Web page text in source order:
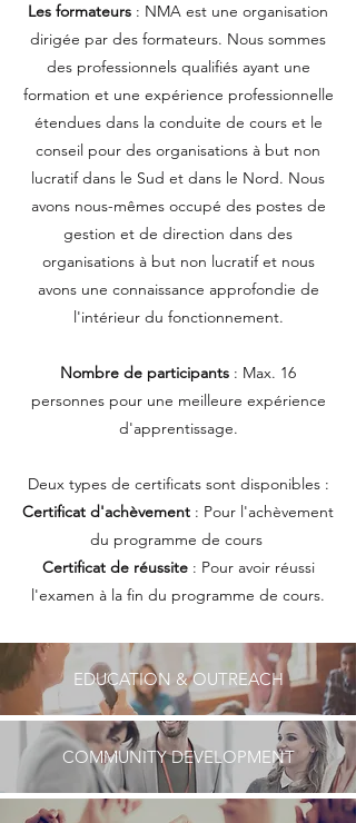
Les formateurs : NMA est une organisation
dirigée par des formateurs. Nous sommes
des professionnels qualifiés ayant une
formation et une expérience professionnelle
étendues dans la conduite de cours et le
conseil pour des organisations à but non
lucratif dans le Sud et dans le Nord. Nous
avons nous-mêmes occupé des postes de
gestion et de direction dans des
organisations à but non lucratif et nous
avons une connaissance approfondie de
l'intérieur du fonctionnement.
Nombre de participants : Max. 16
personnes pour une meilleure expérience
d'apprentissage.
Deux types de certificats sont disponibles :
Certificat d'achèvement : Pour l'achèvement
du programme de cours
Certificat de réussite: Pour avoir réussi
l'examen à la fin du programme de cours.
EDUCATION & OUTREACH
COMMUNITY DEVELOPMENT